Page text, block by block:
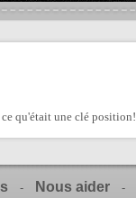
qu'était une clé position!
- Nous aider -